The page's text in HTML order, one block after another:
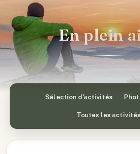
En plein
Sélection d’activités
Toutes les activités